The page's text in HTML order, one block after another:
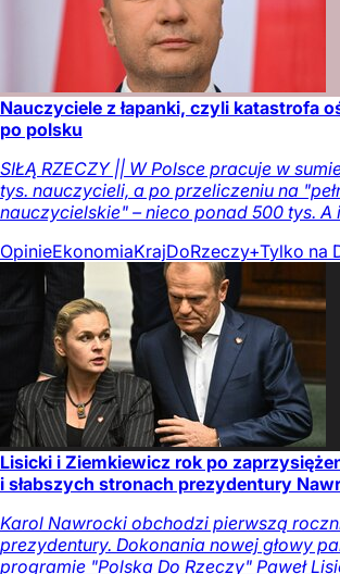
Nauczyciele z łapanki, czyli katastrofa
po polsku
SIŁĄ RZECZY || W Polsce pracuje w
tys. nauczycieli, a po przeliczeniu na
nauczycielskie" – nieco ponad 500 tys. A
OpinieEkonomiaKrajDoRzeczy+Tylko na
Lisicki i Ziemkiewicz rok po
i słabszych stronach prezydentury
Karol Nawrocki obchodzi pierwszą
prezydentury. Dokonania nowej głowy
programie "Polska Do Rzeczy" Paweł